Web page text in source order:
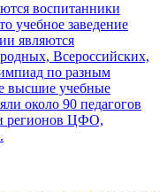
воспитанники
учебное заведение
являются
Всероссийских,
по разным
высшие учебные
около 90 педагогов
регионов ЦФО,